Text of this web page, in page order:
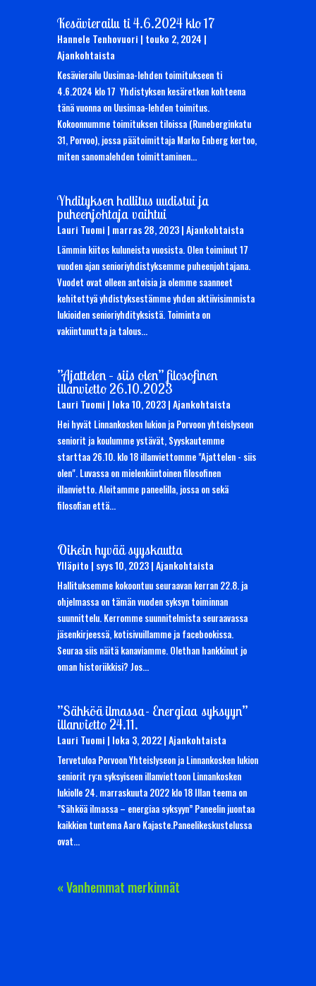
Kesävierailu ti 4.6.2024 klo 17
Hannele Tenhovuori | touko 2, 2024 |
Ajankohtaista
Kesävierailu Uusimaa-lehden toimitukseen ti
4.6.2024 klo 17 Yhdistyksen kesäretken kohteena
tänä vuonna on Uusimaa-lehden toimitus.
Kokoonnumme toimituksen tiloissa (Runeberginkatu
31, Porvoo), jossa päätoimittaja Marko Enberg kertoo,
miten sanomalehden toimittaminen...
Yhdityksen hallitus uudistui ja
puheenjohtaja vaihtui
Lauri Tuomi | marras 28, 2023|Ajankohtaista
Lämmin kiitos kuluneista vuosista. Olen toiminut 17
vuoden ajan senioriyhdistyksemme puheenjohtajana.
Vuodet ovat olleen antoisia ja olemme saanneet
kehitettyä yhdistyksestämme yhden aktiivisimmista
lukioiden senioriyhdityksistä. Toiminta on
vakiintunutta ja talous...
”Ajattelen – siis olen” filosofinen
illanvietto 26.10.2023
Lauri Tuomi | loka 10, 2023|Ajankohtaista
Hei hyvät Linnankosken lukion ja Porvoon yhteislyseon
seniorit ja koulumme ystävät, Syyskautemme
starttaa 26.10. klo 18 illanviettomme "Ajattelen - siis
olen". Luvassa on mielenkiintoinen filosofinen
illanvietto. Aloitamme paneelilla, jossa on sekä
filosofian että...
Oikein hyvää syyskautta
Ylläpito | syys 10, 2023|Ajankohtaista
Hallituksemme kokoontuu seuraavan kerran 22.8. ja
ohjelmassa on tämän vuoden syksyn toiminnan
suunnittelu. Kerromme suunnitelmista seuraavassa
jäsenkirjeessä, kotisivuillamme ja facebookissa.
Seuraa siis näitä kanaviamme. Olethan hankkinut jo
oman historiikkisi? Jos...
”Sähköä ilmassa- Energiaa syksyyn”
illanvietto 24.11.
Lauri Tuomi | loka 3, 2022|Ajankohtaista
Tervetuloa Porvoon Yhteislyseon ja Linnankosken lukion
seniorit ry:n syksyiseen illanviettoon Linnankosken
lukiolle 24. marraskuuta 2022 klo 18 Illan teema on
”Sähköä ilmassa – energiaa syksyyn” Paneelin juontaa
kaikkien tuntema Aaro Kajaste.Paneelikeskustelussa
ovat...
« Vanhemmat merkinnät